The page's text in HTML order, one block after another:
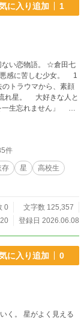
に入り追加 1
語。 ☆倉田七
感に苦しむ少女。 1
件
存 星
高校生
0
文字数 125,357
登録日 2026.06.08
に入り追加 0
く。 星がよく見える